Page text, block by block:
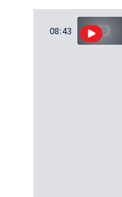
08:43